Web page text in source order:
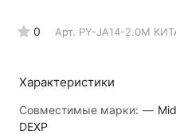
0 Арт. PY-JA14-2.0M
Характеристики
Совместимые марки: —
DEXP